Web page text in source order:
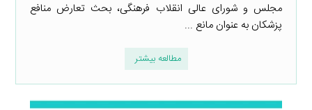
مجلس و شورای عالی انقلاب فرهنگی، بحث تعارض منافع
پزشکان به عنوان مانع ...
مطالعه بیشتر